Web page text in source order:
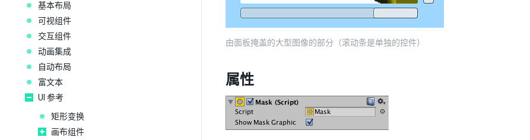
基本布局
可视组件
交互组件
动画集成
自动布局
富文本
UI 参考
矩形变换
画布组件
由面板掩盖的大型图像的部分（滚动条是单独的控件）
属性